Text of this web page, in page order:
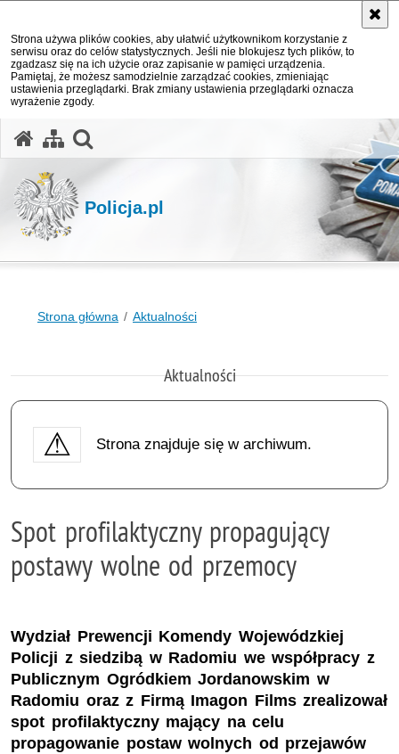
Strona używa plików cookies, aby ułatwić użytkownikom korzystanie z
serwisu oraz do celów statystycznych. Jeśli nie blokujesz tych plików, to
zgadzasz się na ich użycie oraz zapisanie w pamięci urządzenia.
Pamiętaj, że możesz samodzielnie zarządzać cookies, zmieniając
ustawienia przeglądarki. Brak zmiany ustawienia przeglądarki oznacza
wyrażenie zgody.
Policja.pl
Strona główna Aktualności
Aktualności
Strona znajduje się w archiwum.
Spot profilaktyczny propagujący
postawy wolne od przemocy
Wydział Prewencji Komendy Wojewódzkiej
Policji z siedzibą w Radomiu we współpracy z
Publicznym Ogródkiem Jordanowskim w
Radomiu oraz z Firmą Imagon Films zrealizował
spot profilaktyczny mający na celu
propagowanie postaw wolnych od przejawów